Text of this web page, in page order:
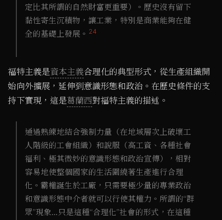
定比其所謂的自然財富更重要）。歷史沒有留下
黏性寄生沉積物，讓工業，特別是商業能夠在健
全的基礎上發展。 24
福特主義是資本主義合理化的典型形式，從生產組織開
始向外擴展，延伸到意識形態和政治。在歷史條件的支
持下實現，這是葛蘭西對福特主義的描述。
通過熟練地結合強制力量（在地域層次上破壞工
人階級的工會組織）和說服（高工資、各種社會
福利、極其微妙的意識形態和政治宣傳），相對
容易地使整個國家的生活圍繞著生產進行合理
化。霸權誕生於工廠，只需要極少量的專業政治
和意識形態中介者就可以行使其權力。所謂的“群
眾”現象…只是這種“合理化”社會的形式，在這種